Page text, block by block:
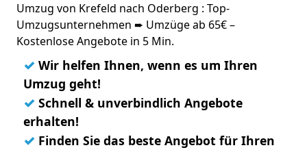
Umzug von Krefeld nach Oderberg : Top-
Umzugsunternehmen ➨ Umzüge ab 65€ –
Kostenlose Angebote in 5 Min.
✓ Wir helfen Ihnen, wenn es um Ihren
Umzug geht!
✓ Schnell & unverbindlich Angebote
erhalten!
✓ Finden Sie das beste Angebot für Ihren